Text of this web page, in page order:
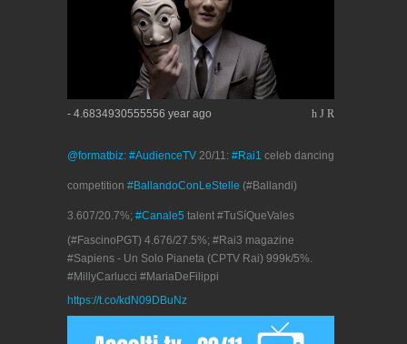
- 4.6834930555556 year ago h J R
@formatbiz: #AudienceTV 20/11: #Rai1 celeb dancing
competition #BallandoConLeStelle (#Ballandi)
3.607/20.7%; #Canale5 talent #TuSíQueVales
(#FascinoPGT) 4.676/27.5%; #Rai3 magazine
#Sapiens - Un Solo Pianeta (CPTV Rai) 999k/5%.
#MillyCarlucci #MariaDeFilippi
https://t.co/kdN09DBuNz